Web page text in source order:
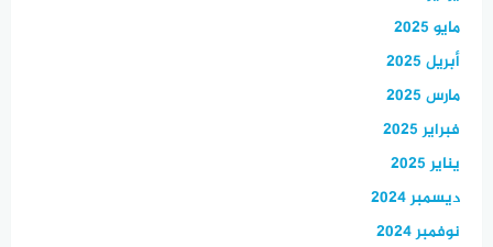
مايو 2025
أبريل 2025
مارس 2025
فبراير 2025
يناير 2025
ديسمبر 2024
نوفمبر 2024